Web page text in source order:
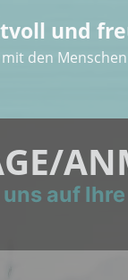
und
mit den Menschen
auf